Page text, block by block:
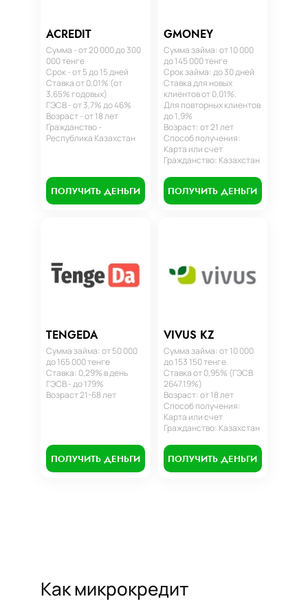
ACREDIT
Сумма - от 20 000 до 300
000 тенге
Срок - от 5 до 15 дней
Ставка от 0,01% (от
3,65% годовых)
ГЭСВ - от 3,7% до 46%
Возраст - от 18 лет
Гражданство -
Республика Казахстан
ПОЛУЧИТЬ ДЕНЬГИ
GMONEY
Сумма займа: от 10 000
до 145 000 тенге
Срок займа: до 30 дней
Ставка для новых
клиентов от 0,01%.
Для повторных клиентов
до 1,9%
Возраст: от 21 лет
Способ получения:
Карта или счет
Гражданство: Казахстан
ПОЛУЧИТЬ ДЕНЬГИ
TENGEDA
Сумма займа: от 50 000
до 165 000 тенге
Ставка: 0,29% в день
ГЭСВ - до 179%
Возраст 21-68 лет
ПОЛУЧИТЬ ДЕНЬГИ
VIVUS KZ
Сумма займа: от 10 000
до 153 150 тенге
Ставка от 0,95% (ГЭСВ
2647.19%)
Возраст: от 18 лет
Способ получения:
Карта или счет
Гражданство: Казахстан
ПОЛУЧИТЬ ДЕНЬГИ
Как микрокредит